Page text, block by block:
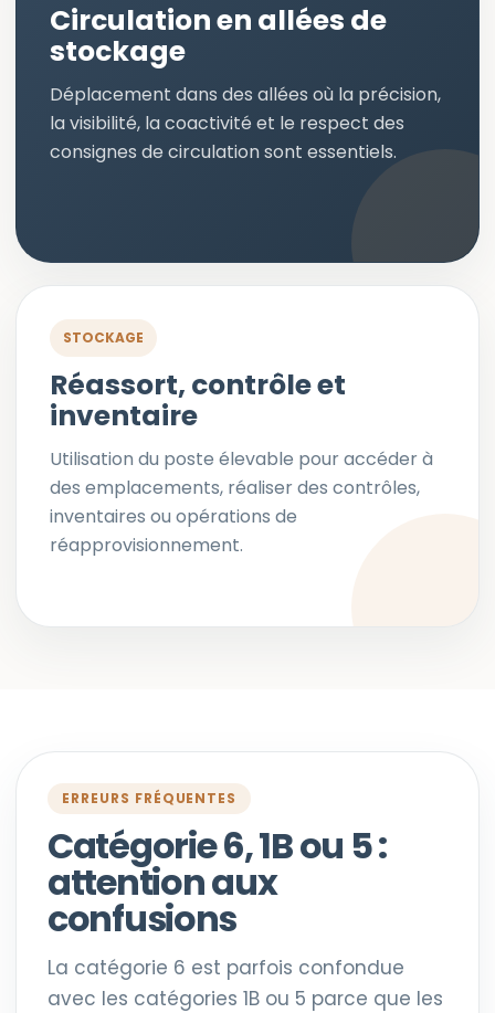
Circulation en allées de
stockage
Déplacement dans des allées où la précision,
la visibilité, la coactivité et le respect des
consignes de circulation sont essentiels.
STOCKAGE
Réassort, contrôle et
inventaire
Utilisation du poste élevable pour accéder à
des emplacements, réaliser des contrôles,
inventaires ou opérations de
réapprovisionnement.
ERREURS FRÉQUENTES
Catégorie 6, 1B ou 5 :
attention aux
confusions
La catégorie 6 est parfois confondue
avec les catégories 1B ou 5 parce que les